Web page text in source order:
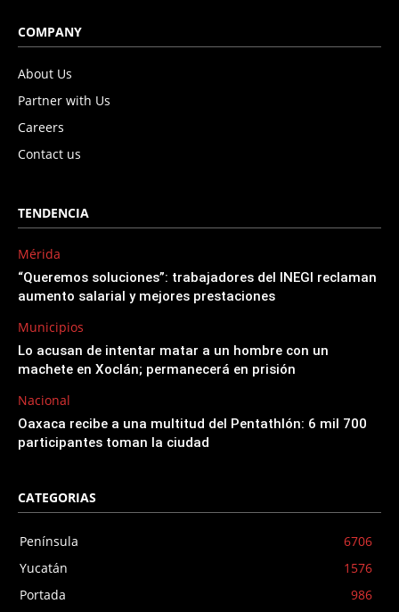
COMPANY
About Us
Partner with Us
Careers
Contact us
TENDENCIA
Mérida
“Queremos soluciones”: trabajadores del INEGI reclaman
aumento salarial y mejores prestaciones
Municipios
Lo acusan de intentar matar a un hombre con un
machete en Xoclán; permanecerá en prisión
Nacional
Oaxaca recibe a una multitud del Pentathlón: 6 mil 700
participantes toman la ciudad
CATEGORIAS
Península
6706
Yucatán
1576
Portada
986